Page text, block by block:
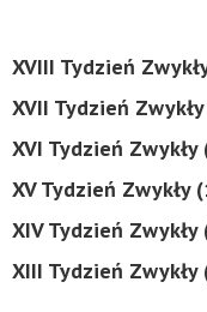
XVIII Tydzień
XVII Tydzień
XVI Tydzień
XV Tydzień Zwykły
XIV Tydzień
XIII Tydzień Zwykły